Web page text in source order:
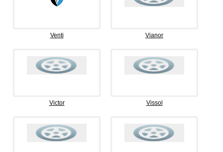
Venti Vianor
Victor Vissol